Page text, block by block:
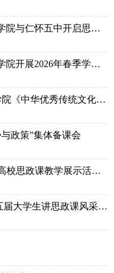
打破学段壁垒 携手铸魂育人 | 茅台学院与仁怀五中开启思政课一体化建设新篇章
凝聚育人力量 深化教学改革 | 茅台学院开展2026年春季学期思政课集体备课会
传承工匠精神 厚植文化根基 茅台学院《中华优秀传统文化概论》专题讲座开讲
政策”集体备课会
喜报！我院教师团队在第四届全国高校思政课教学展示活动贵州省省赛中斩获佳绩
以赛促学展风采 | 茅台学院开展第五届大学生讲思政课风采大赛